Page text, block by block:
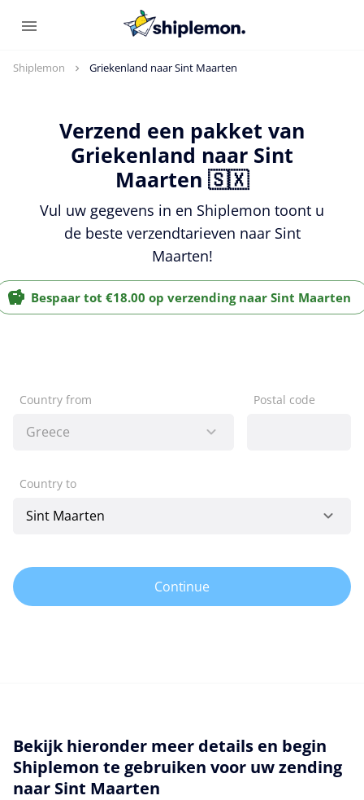
Shiplemon Griekenland naar Sint Maarten
Verzend een pakket van
Griekenland naar Sint
Maarten 🇸🇽
Vul uw gegevens in en Shiplemon toont u
de beste verzendtarieven naar Sint
Maarten!
Bespaar tot €18.00 op verzending naar Sint Maarten
Country from Postal code
Country to
Continue
Bekijk hieronder meer details en begin
Shiplemon te gebruiken voor uw zending
naar Sint Maarten